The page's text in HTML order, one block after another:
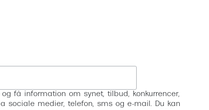
få information om synet, tilbud, konkurrencer,
sociale medier, telefon, sms og e-mail. Du kan